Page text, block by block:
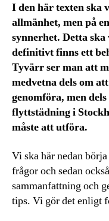
I den här texten ska
allmänhet, men på
synnerhet. Detta
definitivt finns ett
Tyvärr ser man att
medvetna dels om
genomföra, men
flyttstädning i
måste att utföra.
Vi ska här nedan
frågor och sedan
sammanfattning och
tips. Vi gör det enligt